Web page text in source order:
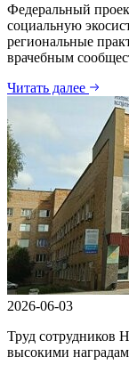
Федеральный
социальную
региональные
врачебным
Читать далее
2026-06-03
Труд
высокими